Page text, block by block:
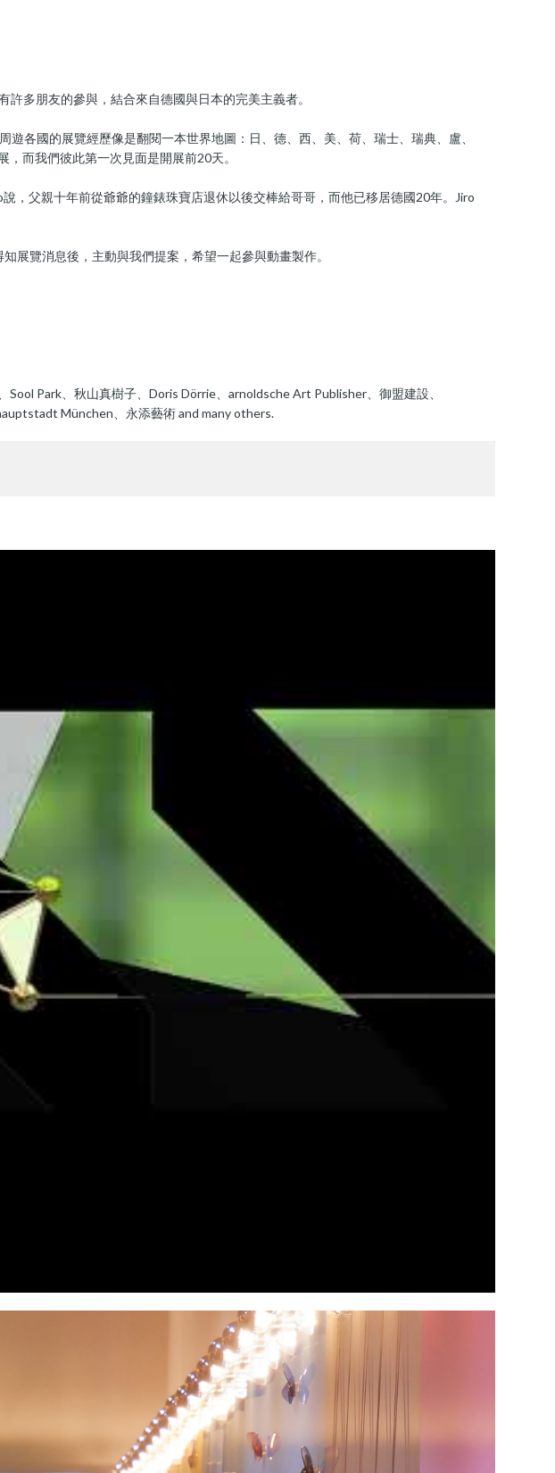
多朋友的參與，結合來自德國與日本的完美主義者。
各國的展覽經歷像是翻閱一本世界地圖：日、德、西、美、荷、瑞士、瑞典、盧、
而我們彼此第一次見面是開展前20天。
，父親十年前從爺爺的鐘錶珠寶店退休以後交棒給哥哥，而他已移居德國20年。Jiro
展覽消息後，主動與我們提案，希望一起參與動畫製作。
Park、秋山真樹子、Doris Dörrie、arnoldsche Art Publisher、御盟建設、
München、永添藝術 and many others.